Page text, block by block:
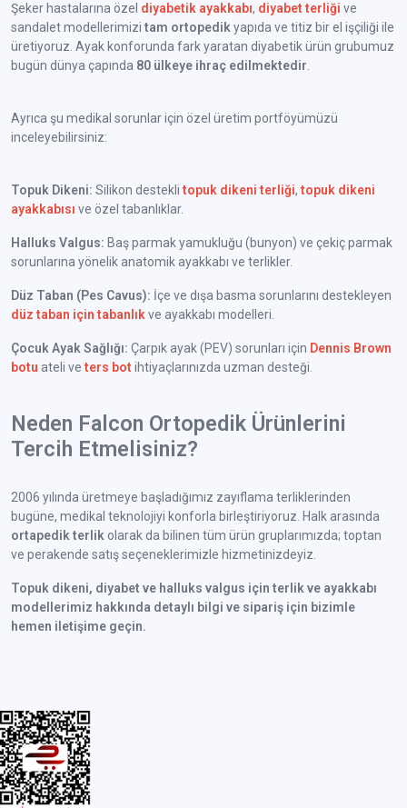
Şeker hastalarına özel diyabetik ayakkabı, diyabet terliği ve
sandalet modellerimizi tam ortopedik yapıda ve titiz bir el işçiliği ile
üretiyoruz. Ayak konforunda fark yaratan diyabetik ürün grubumuz
bugün dünya çapında 80 ülkeye ihraç edilmektedir
Ayrıca şu medikal sorunlar için özel üretim portföyümüzü
inceleyebilirsiniz:
Topuk Dikeni: Silikon desteklitopuk dikeni terliği,topuk dikeni
ayakkabısı ve özel tabanlıklar.
Halluks Valgus: Baş parmak yamukluğu (bunyon) ve çekiç parmak
sorunlarına yönelik anatomik ayakkabı ve terlikler.
Düz Taban (Pes Cavus): İçe ve dışa basma sorunlarını destekleyen
düz taban için tabanlık ve ayakkabı modelleri.
Çocuk Ayak Sağlığı: Çarpık ayak (PEV) sorunları için Dennis Brown
botu ateli veters bot ihtiyaçlarınızda uzman desteği.
Neden Falcon Ortopedik Ürünlerini
Tercih Etmelisiniz?
2006 yılında üretmeye başladığımız zayıflama terliklerinden
bugüne, medikal teknolojiyi konforla birleştiriyoruz. Halk arasında
ortapedik terlik olarak da bilinen tüm ürün gruplarımızda; toptan
ve perakende satış seçeneklerimizle hizmetinizdeyiz.
Topuk dikeni, diyabet ve halluks valgus için terlik ve ayakkabı
modellerimiz hakkında detaylı bilgi ve sipariş için bizimle
hemen iletişime geçin.